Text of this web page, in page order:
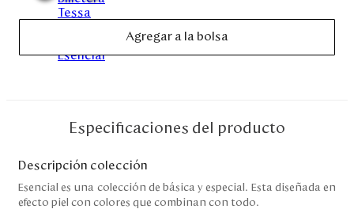
Outlet
Disney
Servicio al cliente
Agregar a la bolsa
Especificaciones del producto
Descripción colección
Esencial es una colección de básica y especial. Esta diseñada en
efecto piel con colores que combinan con todo.